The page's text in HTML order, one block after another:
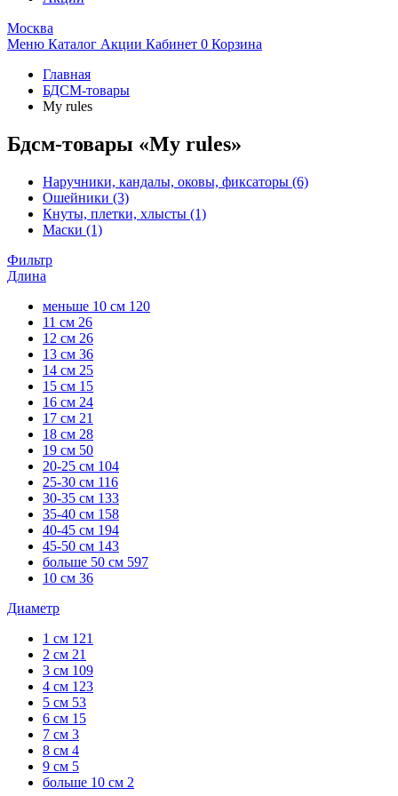
Москва
Меню Каталог Акции Кабинет 0 Корзина
Главная
БДСМ-товары
My rules
Бдсм-товары «My rules»
Наручники, кандалы, оковы, фиксаторы (6)
Ошейники (3)
Кнуты, плетки, хлысты (1)
Маски (1)
Фильтр
Длина
меньше 10 см 120
11 см 26
12 см 26
13 см 36
14 см 25
15 см 15
16 см 24
17 см 21
18 см 28
19 см 50
20-25 см 104
25-30 см 116
30-35 см 133
35-40 см 158
40-45 см 194
45-50 см 143
больше 50 см 597
10 см 36
Диаметр
1 см 121
2 см 21
3 см 109
4 см 123
5 см 53
6 см 15
7 см 3
8 см 4
9 см 5
больше 10 см 2